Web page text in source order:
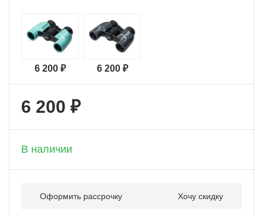
6 200 ₽ 6 200 ₽
6 200 ₽
В наличии
Оформить рассрочку Хочу скидку